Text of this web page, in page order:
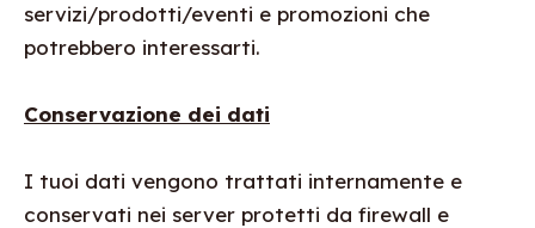
servizi/prodotti/eventi e promozioni che
potrebbero interessarti.
Conservazione dei dati
I tuoi dati vengono trattati internamente e
conservati nei server protetti da firewall e